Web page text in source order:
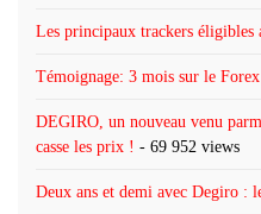
Les principaux trackers éligibles
Témoignage: 3 mois sur le Forex
DEGIRO, un nouveau venu
casse les prix ! - 69 952 views
Deux ans et demi avec Degiro :